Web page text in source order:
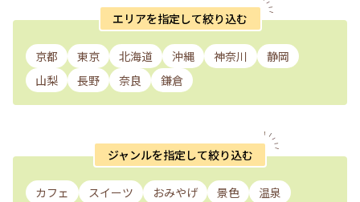
エリアを指定して絞り込む
京都 東京 北海道 沖縄 神奈川
静岡
山梨
長野 奈良 鎌倉
ジャンルを指定して絞り込む
カフェ スイーツ おみやげ 景色
温泉